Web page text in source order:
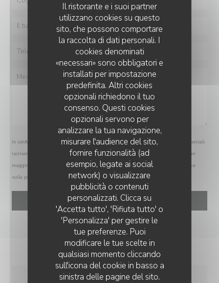
Il ristorante e i suoi partner
utilizzano cookies su questo
sito, che possono comportare
la raccolta di dati personali. I
cookies denominati
«necessari» sono obbligatori e
installati per impostazione
predefinita. Altri cookies
opzionali richiedono il tuo
consenso. Questi cookies
opzionali servono per
analizzare la tua navigazione,
misurare l'audience del sito,
fornire funzionalità (ad
esempio, legate ai social
network) o visualizzare
pubblicità o contenuti
personalizzati. Clicca su
'Accetta tutto', 'Rifiuta tutto' o
'Personalizza' per gestire le
tue preferenze. Puoi
modificare le tue scelte in
qualsiasi momento cliccando
sull'icona del cookie in basso a
sinistra delle pagine del sito.
In conformità al Codice del Consumo, hai il diritto di opporti alle chiamate commerciali
iscrivendoti al Registro Pubblico delle Opposizioni:registrodelleopposizioni.it
. Per
maggiori informazioni sul trattamento dei tuoi dati, consulta la nostra
informativa
sulla privacy
MOSCONI